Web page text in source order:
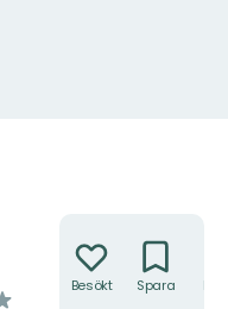
Besökt Spara